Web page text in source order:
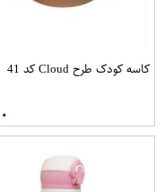
کاسه کودک طرح Cloud کد 41
۰